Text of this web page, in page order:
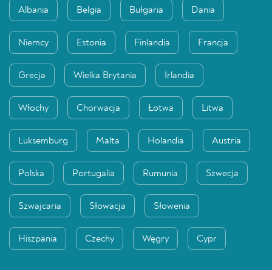
Albania Belgia Bułgaria Dania
Niemcy Estonia Finlandia Francja
Grecja Wielka Brytania Irlandia
Włochy Chorwacja Łotwa Litwa
Luksemburg Malta Holandia Austria
Polska Portugalia Rumunia Szwecja
Szwajcaria Słowacja Słowenia
Hiszpania Czechy Węgry Cypr